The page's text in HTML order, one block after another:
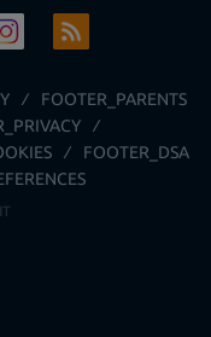
FOOTER_PARENTS
FOOTER_DSA